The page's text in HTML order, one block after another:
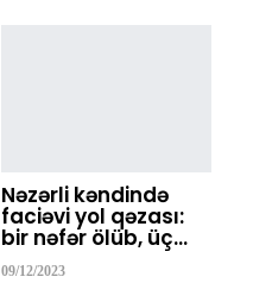
Nəzərli kəndində
faciəvi yol qəzası:
bir nəfər ölüb, üç…
09/12/2023